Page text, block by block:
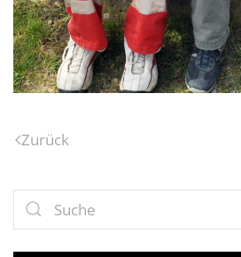
Zurück